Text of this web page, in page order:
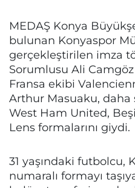
MEDAŞ Konya
bulunan Konyaspor
gerçekleştirilen imza
Sorumlusu Ali
Fransa ekibi
Arthur Masuaku, daha
West Ham United,
Lens formalarını giydi.
31 yaşındaki futbolcu,
numaralı formayı